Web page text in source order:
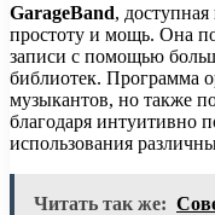
GarageBand, доступная
простоту и мощь. Она
записи с помощью
библиотек. Программа
музыкантов, но также
благодаря интуитивно
использования
Читать так же: